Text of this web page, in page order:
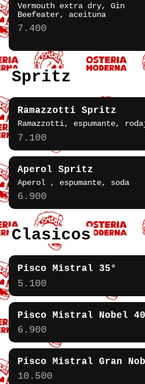
Vermouth extra dry, Gin
Beefeater, aceituna
7.400
Spritz
Ramazzotti Spritz
Ramazzotti, espumante,
7.100
Aperol Spritz
Aperol , espumante, soda
6.900
Clasicos
Pisco Mistral 35°
5.100
Pisco Mistral Nobel
6.900
Pisco Mistral Gran
10.500